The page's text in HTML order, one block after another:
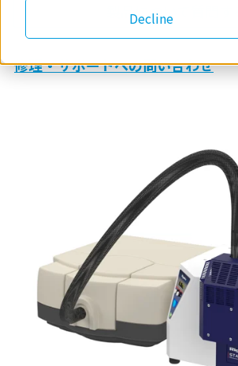
Decline
製品について質問する
修理・サポートへの問い合わせ